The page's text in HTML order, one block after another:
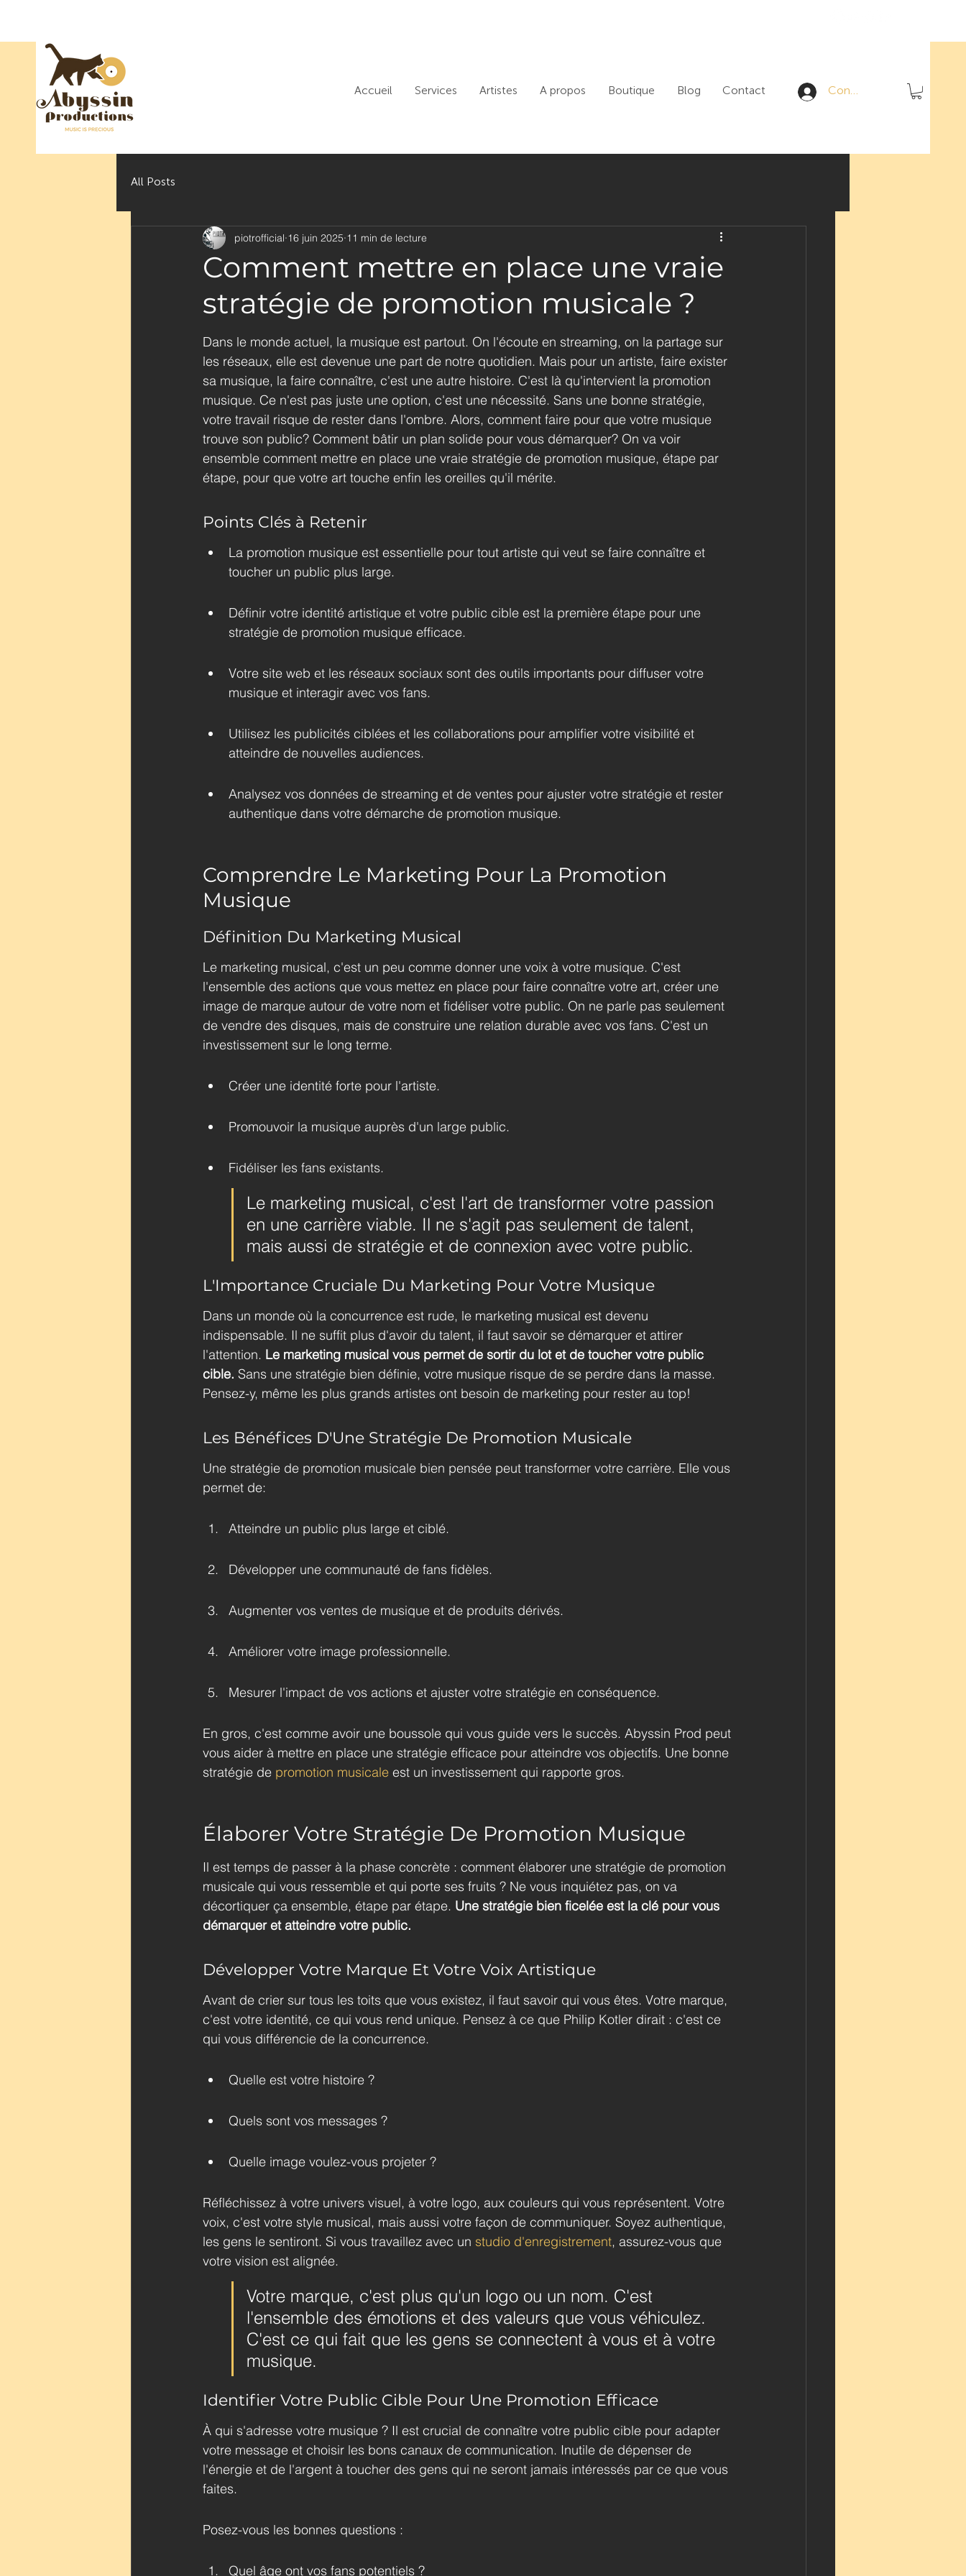
Accueil Services Artistes A propos Boutique Blog Contact Connexion
All Posts
Comment mettre en place une vraie
stratégie de promotion musicale ?
piotrofficial 16 juin 2025 11 min de lecture
Dans le monde actuel, la musique est partout. On l'écoute en streaming, on la partage sur
les réseaux, elle est devenue une part de notre quotidien. Mais pour un artiste, faire exister
sa musique, la faire connaître, c'est une autre histoire. C'est là qu'intervient la promotion
musique. Ce n'est pas juste une option, c'est une nécessité. Sans une bonne stratégie,
votre travail risque de rester dans l'ombre. Alors, comment faire pour que votre musique
trouve son public? Comment bâtir un plan solide pour vous démarquer? On va voir
ensemble comment mettre en place une vraie stratégie de promotion musique, étape par
étape, pour que votre art touche enfin les oreilles qu'il mérite.
Points Clés à Retenir
La promotion musique est essentielle pour tout artiste qui veut se faire connaître et
toucher un public plus large.
Définir votre identité artistique et votre public cible est la première étape pour une
stratégie de promotion musique efficace.
Votre site web et les réseaux sociaux sont des outils importants pour diffuser votre
musique et interagir avec vos fans.
Utilisez les publicités ciblées et les collaborations pour amplifier votre visibilité et
atteindre de nouvelles audiences.
Analysez vos données de streaming et de ventes pour ajuster votre stratégie et rester
authentique dans votre démarche de promotion musique.
Comprendre Le Marketing Pour La Promotion
Musique
Définition Du Marketing Musical
Le marketing musical, c'est un peu comme donner une voix à votre musique. C'est
l'ensemble des actions que vous mettez en place pour faire connaître votre art, créer une
image de marque autour de votre nom et fidéliser votre public. On ne parle pas seulement
de vendre des disques, mais de construire une relation durable avec vos fans. C'est un
investissement sur le long terme.
Créer une identité forte pour l'artiste.
Promouvoir la musique auprès d'un large public.
Fidéliser les fans existants.
Le marketing musical, c'est l'art de transformer votre passion
en une carrière viable. Il ne s'agit pas seulement de talent,
mais aussi de stratégie et de connexion avec votre public.
L'Importance Cruciale Du Marketing Pour Votre Musique
Dans un monde où la concurrence est rude, le marketing musical est devenu
indispensable. Il ne suffit plus d'avoir du talent, il faut savoir se démarquer et attirer
l'attention. Le marketing musical vous permet de sortir du lot et de toucher votre public
cible. Sans une stratégie bien définie, votre musique risque de se perdre dans la masse.
Pensez-y, même les plus grands artistes ont besoin de marketing pour rester au top!
Les Bénéfices D'Une Stratégie De Promotion Musicale
Une stratégie de promotion musicale bien pensée peut transformer votre carrière. Elle vous
permet de:
Atteindre un public plus large et ciblé.
Développer une communauté de fans fidèles.
Augmenter vos ventes de musique et de produits dérivés.
Améliorer votre image professionnelle.
Mesurer l'impact de vos actions et ajuster votre stratégie en conséquence.
En gros, c'est comme avoir une boussole qui vous guide vers le succès. Abyssin Prod peut
vous aider à mettre en place une stratégie efficace pour atteindre vos objectifs. Une bonne
stratégie de promotion musicale est un investissement qui rapporte gros.
Élaborer Votre Stratégie De Promotion Musique
Il est temps de passer à la phase concrète : comment élaborer une stratégie de promotion
musicale qui vous ressemble et qui porte ses fruits ? Ne vous inquiétez pas, on va
décortiquer ça ensemble, étape par étape. Une stratégie bien ficelée est la clé pour vous
démarquer et atteindre votre public.
Développer Votre Marque Et Votre Voix Artistique
Avant de crier sur tous les toits que vous existez, il faut savoir qui vous êtes. Votre marque,
c'est votre identité, ce qui vous rend unique. Pensez à ce que Philip Kotler dirait : c'est ce
qui vous différencie de la concurrence.
Quelle est votre histoire ?
Quels sont vos messages ?
Quelle image voulez-vous projeter ?
Réfléchissez à votre univers visuel, à votre logo, aux couleurs qui vous représentent. Votre
voix, c'est votre style musical, mais aussi votre façon de communiquer. Soyez authentique,
les gens le sentiront. Si vous travaillez avec un studio d'enregistrement, assurez-vous que
votre vision est alignée.
Votre marque, c'est plus qu'un logo ou un nom. C'est
l'ensemble des émotions et des valeurs que vous véhiculez.
C'est ce qui fait que les gens se connectent à vous et à votre
musique.
Identifier Votre Public Cible Pour Une Promotion Efficace
À qui s'adresse votre musique ? Il est crucial de connaître votre public cible pour adapter
votre message et choisir les bons canaux de communication. Inutile de dépenser de
l'énergie et de l'argent à toucher des gens qui ne seront jamais intéressés par ce que vous
faites.
Posez-vous les bonnes questions :
Quel âge ont vos fans potentiels ?